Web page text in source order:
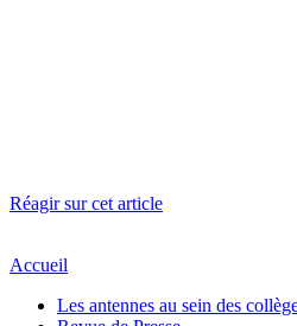
Réagir sur cet article
Accueil
Les antennes au sein des